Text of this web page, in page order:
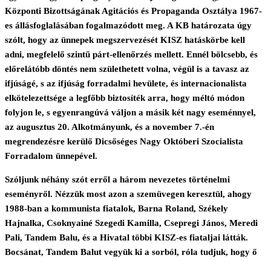
Központi Bizottságának Agitációs és Propaganda Osztálya 1967-
es állásfoglalásában fogalmazódott meg. A KB határozata úgy
szólt, hogy az ünnepek megszervezését KISZ hatáskörbe kell
adni, megfelelő szintű párt-ellenőrzés mellett. Ennél bölcsebb, és
előrelátóbb döntés nem születhetett volna, végül is a tavasz az
ifjúságé, s az ifjúság forradalmi hevülete, és internacionalista
elkötelezettsége a legfőbb biztosíték arra, hogy méltó módon
folyjon le, s egyenrangúvá váljon a másik két nagy eseménnyel,
az augusztus 20. Alkotmányunk, és a november 7.-én
megrendezésre kerülő Dicsőséges Nagy Októberi Szocialista
Forradalom ünnepével.
Szóljunk néhány szót erről a három nevezetes történelmi
eseményről. Nézzük most azon a szemüvegen keresztül, ahogy
1988-ban a kommunista fiatalok, Barna Roland, Székely
Hajnalka, Csoknyainé Szegedi Kamilla, Csepregi János, Meredi
Pali, Tandem Balu, és a Hivatal többi KISZ-es fiataljai látták.
Bocsánat, Tandem Balut vegyük ki a sorból, róla tudjuk, hogy ő